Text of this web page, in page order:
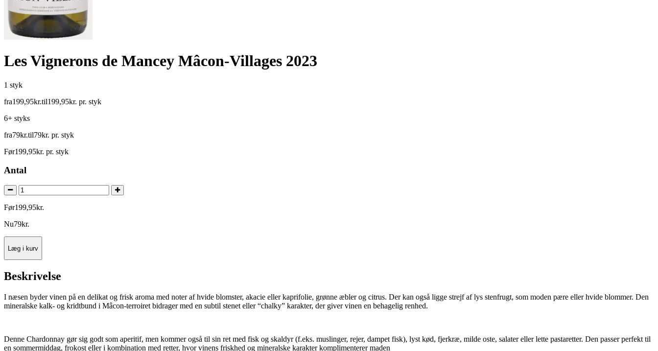
Les Vignerons de Mancey Mâcon-Villages 2023
1 styk
fra199,95kr.til199,95kr. pr. styk
6+ styks
fra79kr.til79kr. pr. styk
Før199,95kr. pr. styk
Antal
Før199,95kr.
Nu79kr.
Læg i kurv
Beskrivelse
I næsen byder vinen på en delikat og frisk aroma med noter af hvide blomster, akacie eller kaprifolie, grønne æbler og citrus. Der kan også ligge strejf af lys stenfrugt, som moden pære eller hvide blommer. Den
mineralske kalk- og kridtbund i Mâcon-terroiret bidrager med en subtil stenet eller “chalky” karakter, der giver vinen en behagelig renhed.
Denne Chardonnay gør sig godt som aperitif, men kommer også til sin ret med fisk og skaldyr (f.eks. muslinger, rejer, dampet fisk), lyst kød, fjerkræ, milde oste, salater eller lette pastaretter. Den passer perfekt til
en sommermiddag, frokost eller i kombination med retter, hvor vinens friskhed og mineralske karakter komplimenterer maden